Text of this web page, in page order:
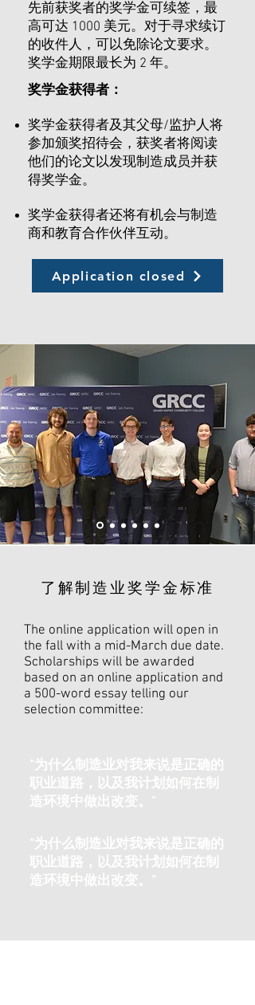
先前获奖者的奖学金可续签，最
高可达 1000 美元。对于寻求续订
的收件人，可以免除论文要求。
奖学金期限最长为 2 年。
奖学金获得者：
奖学金获得者及其父母/监护人将
参加颁奖招待会，获奖者将阅读
他们的论文以发现制造成员并获
得奖学金。
​​奖学金获得者还将有机会与制造
商和教育合作伙伴互动。
Application closed
了解制造业奖学金标准
The online application will open in
the fall with a mid-March due date.
Scholarships will be awarded
based on an online application and
a 500-word essay telling our
selection committee:
“为什么制造业对我来说是正确的
职业道路，以及我计划如何在制
造环境中做出改变。”
“为什么制造业对我来说是正确的
职业道路，以及我计划如何在制
造环境中做出改变。”